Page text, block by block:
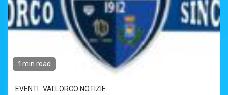
1 min read
EVENTI VALLORCO NOTIZIE